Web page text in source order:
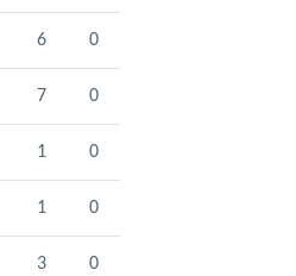
6 0
7 0
1 0
1 0
3 0